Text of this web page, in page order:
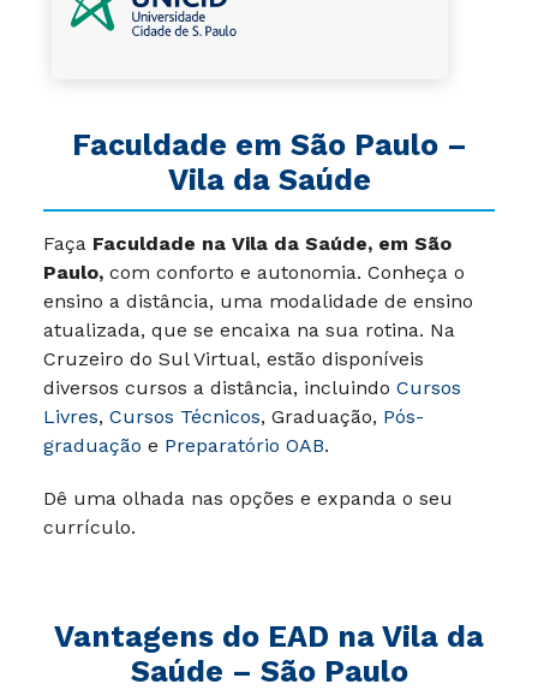
Faculdade em São Paulo–
Vila da Saúde
Faça Faculdade na Vila da Saúde, em São
Paulo, com conforto e autonomia. Conheça o
ensino a distância, uma modalidade de ensino
atualizada, que se encaixa na sua rotina. Na
Cruzeiro do Sul Virtual, estão disponíveis
diversos cursos a distância, incluindo Cursos
Livres, Cursos Técnicos, Graduação, Pós-
graduação e Preparatório OAB.
Dê uma olhada nas opções e expanda o seu
currículo.
Vantagens do EAD na Vila da
Saúde – São Paulo